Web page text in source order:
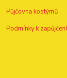
Půjčovna kostýmů
Podmínky k